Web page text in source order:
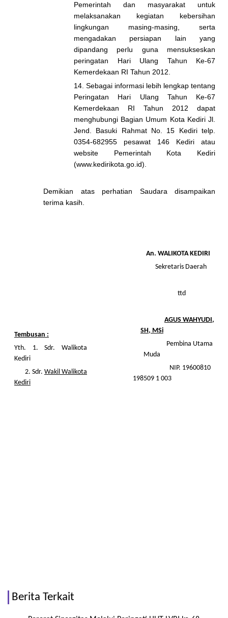
Pemerintah dan masyarakat untuk
melaksanakan kegiatan kebersihan
lingkungan masing-masing, serta
mengadakan persiapan lain yang
dipandang perlu guna mensukseskan
peringatan Hari Ulang Tahun Ke-67
Kemerdekaan RI Tahun 2012.
14. Sebagai informasi lebih lengkap tentang
Peringatan Hari Ulang Tahun Ke-67
Kemerdekaan RI Tahun 2012 dapat
menghubungi Bagian Umum Kota Kediri Jl.
Jend. Basuki Rahmat No. 15 Kediri telp.
0354-682955 pesawat 146 Kediri atau
website Pemerintah Kota Kediri
(www.kedirikota.go.id).
Demikian atas perhatian Saudara disampaikan
terima kasih.
An. WALIKOTA KEDIRI
Sekretaris Daerah
ttd
AGUS WAHYUDI,
SH, MSi
Pembina Utama
Muda
NIP. 19600810
198509 1 003
Tembusan :
Yth. 1. Sdr. Walikota
Kediri
2. Sdr. Wakil Walikota
Kediri
Berita Terkait